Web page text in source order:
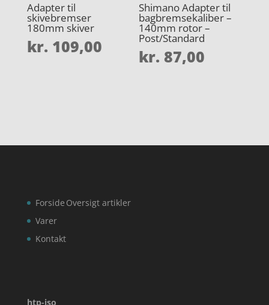
Adapter til
skivebremser
180mm skiver
kr. 109,00
Shimano Adapter til
bagbremsekaliber –
140mm rotor –
Post/Standard
kr. 87,00
Forside
Varer
Kontakt
Oversigt artikler
htp-iso